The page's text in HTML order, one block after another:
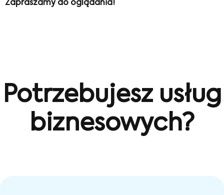
Zapraszamy do oglądania!
Potrzebujesz usług
biznesowych?